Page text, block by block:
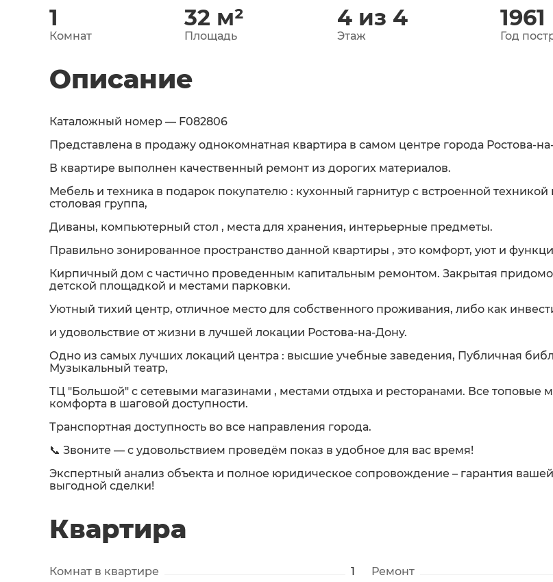
1
Комнат
32 м²
Площадь
4 из 4
Этаж
1961
Год
Описание
Каталожный номер — F082806
Представлена в продажу однокомнатная квартира в самом центре города Ростова-
В квартире выполнен качественный ремонт из дорогих материалов.
Мебель и техника в подарок покупателю : кухонный гарнитур с встроенной техникой
столовая группа,
Диваны, компьютерный стол , места для хранения, интерьерные предметы.
Правильно зонированное пространство данной квартиры , это комфорт, уют и
Кирпичный дом с частично проведенным капитальным ремонтом. Закрытая
детской площадкой и местами парковки.
Уютный тихий центр, отличное место для собственного проживания, либо как
и удовольствие от жизни в лучшей локации Ростова-на-Дону.
Одно из самых лучших локаций центра : высшие учебные заведения, Публичная
Музыкальный театр,
ТЦ "Большой" с сетевыми магазинами , местами отдыха и ресторанами. Все топовые
комфорта в шаговой доступности.
Транспортная доступность во все направления города.
📞 Звоните — с удовольствием проведём показ в удобное для вас время!
Экспертный анализ объекта и полное юридическое сопровождение – гарантия
выгодной сделки!
Квартира
Комнат в квартире
1
Ремонт